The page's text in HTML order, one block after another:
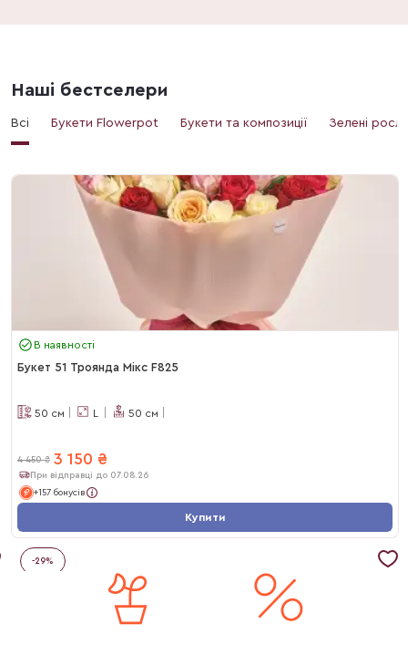
Наші бестселери
Всі Букети Flowerpot Букети та композиції Зелені
В наявності
Букет 51 Троянда Мікс F825
50 см L 50 см
4 450 ₴ 3 150 ₴
При відправці до 07.08.26
+157 бонусів
Купити
-29%